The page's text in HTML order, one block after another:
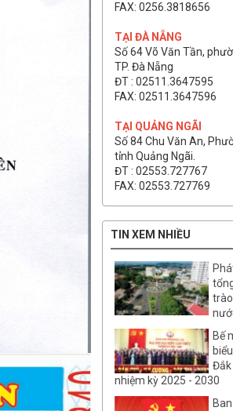
FAX: 0256.3818656
TẠI ĐÀ NẴNG
Số 64 Võ Văn Tần,
TP. Đà Nẵng
ĐT : 02511.3647595
FAX: 02511.3647596
TẠI QUẢNG NGÃI
Số 84 Chu Văn An,
tỉnh Quảng Ngãi.
ĐT : 02553.727767
FAX: 02553.727769
TIN XEM NHIỀU
Bế
Đắk
nhiệm kỳ 2025 - 2030